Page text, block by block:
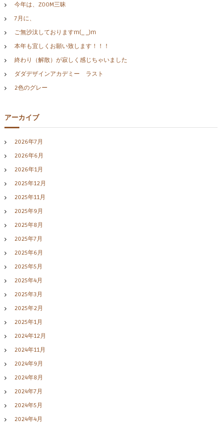
今年は、ZOOM三昧
7月に、
ご無沙汰しておりますm(_ _)m
本年も宜しくお願い致します！！！
終わり（解散）が寂しく感じちゃいました
ダダデザインアカデミー ラスト
2色のグレー
アーカイブ
2026年7月
2026年6月
2026年1月
2025年12月
2025年11月
2025年9月
2025年8月
2025年7月
2025年6月
2025年5月
2025年4月
2025年3月
2025年2月
2025年1月
2024年12月
2024年11月
2024年9月
2024年8月
2024年7月
2024年5月
2024年4月